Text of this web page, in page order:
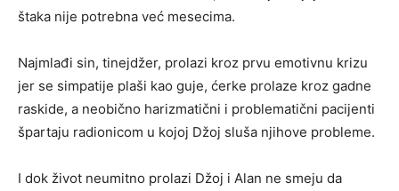
štaka nije potrebna već mesecima.
Najmlađi sin, tinejdžer, prolazi kroz prvu emotivnu krizu
jer se simpatije plaši kao guje, ćerke prolaze kroz gadne
raskide, a neobično harizmatični i problematični pacijenti
špartaju radionicom u kojoj Džoj sluša njihove probleme.
I dok život neumitno prolazi Džoj i Alan ne smeju da